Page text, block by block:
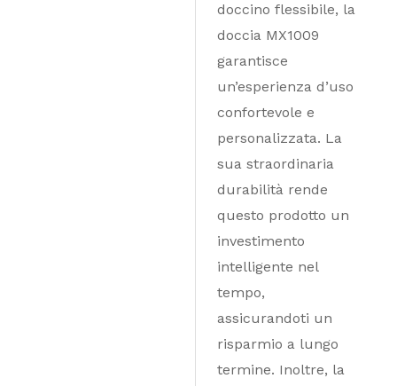
doccino flessibile, la
doccia MX1009
garantisce
un’esperienza d’uso
confortevole e
personalizzata. La
sua straordinaria
durabilità rende
questo prodotto un
investimento
intelligente nel
tempo,
assicurandoti un
risparmio a lungo
termine. Inoltre, la